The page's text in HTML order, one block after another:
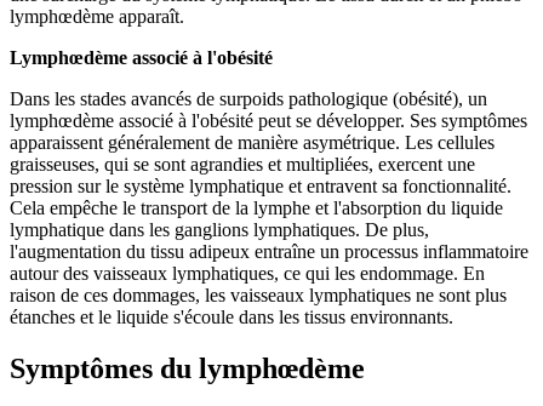
lymphœdème apparaît.
Lymphœdème associé à l'obésité
Dans les stades avancés de surpoids pathologique (obésité), un
lymphœdème associé à l'obésité peut se développer. Ses symptômes
apparaissent généralement de manière asymétrique. Les cellules
graisseuses, qui se sont agrandies et multipliées, exercent une
pression sur le système lymphatique et entravent sa fonctionnalité.
Cela empêche le transport de la lymphe et l'absorption du liquide
lymphatique dans les ganglions lymphatiques. De plus,
l'augmentation du tissu adipeux entraîne un processus inflammatoire
autour des vaisseaux lymphatiques, ce qui les endommage. En
raison de ces dommages, les vaisseaux lymphatiques ne sont plus
étanches et le liquide s'écoule dans les tissus environnants.
Symptômes du lymphœdème